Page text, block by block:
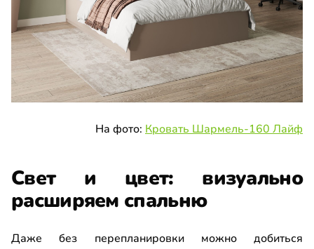
На фото: Кровать Шармель-160 Лайф
Свет и цвет: визуально
расширяем спальню
Даже без перепланировки можно добиться